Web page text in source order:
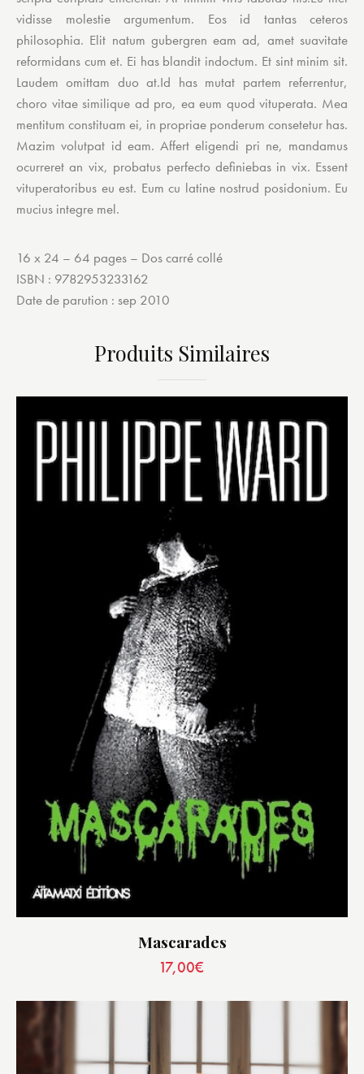
vidisse molestie argumentum. Eos id tantas ceteros
philosophia. Elit natum gubergren eam ad, amet suavitate
reformidans cum et. Ei has blandit indoctum. Et sint minim sit.
Laudem omittam duo at.Id has mutat partem referrentur,
choro vitae similique ad pro, ea eum quod vituperata. Mea
mentitum constituam ei, in propriae ponderum consetetur has.
Mazim volutpat id eam. Affert eligendi pri ne, mandamus
ocurreret an vix, probatus perfecto definiebas in vix. Essent
vituperatoribus eu est. Eum cu latine nostrud posidonium. Eu
mucius integre mel.
16 x 24 – 64 pages – Dos carré collé
ISBN : 9782953233162
Date de parution : sep 2010
Produits Similaires
Mascarades
17,00€